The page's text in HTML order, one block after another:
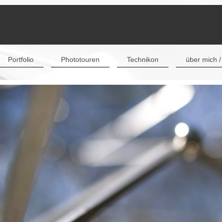
Portfolio Phototouren Technikon über mich